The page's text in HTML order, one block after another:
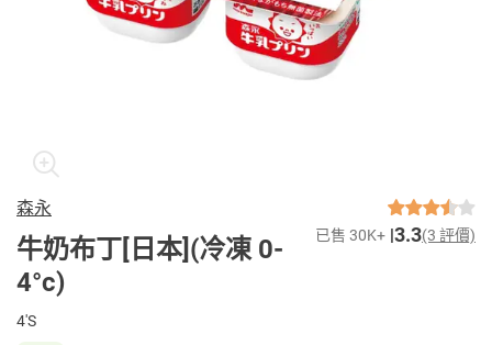
森永
牛奶布丁[日本](冷凍 0-
4°c)
已售 30K+ 3.3(3 評價)
4'S